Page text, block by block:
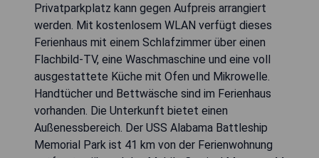
Privatparkplatz kann gegen Aufpreis arrangiert
werden. Mit kostenlosem WLAN verfügt dieses
Ferienhaus mit einem Schlafzimmer über einen
Flachbild-TV, eine Waschmaschine und eine voll
ausgestattete Küche mit Ofen und Mikrowelle.
Handtücher und Bettwäsche sind im Ferienhaus
vorhanden. Die Unterkunft bietet einen
Außenessbereich. Der USS Alabama Battleship
Memorial Park ist 41 km von der Ferienwohnung